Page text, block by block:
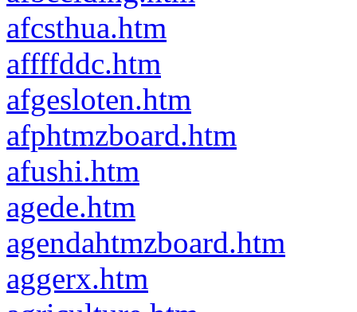
afcsthua.htm
affffddc.htm
afgesloten.htm
afphtmzboard.htm
afushi.htm
agede.htm
agendahtmzboard.htm
aggerx.htm